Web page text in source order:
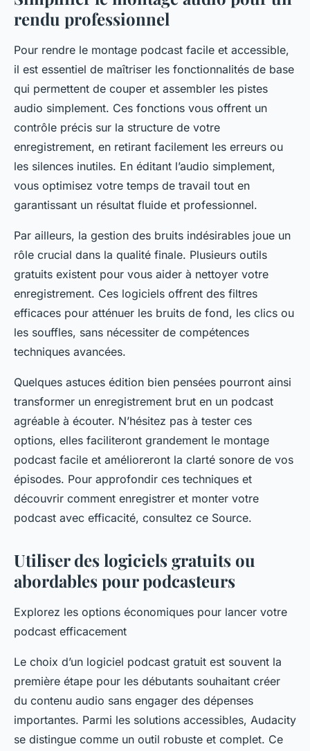
rendu professionnel
Pour rendre le montage podcast facile et accessible,
il est essentiel de maîtriser les fonctionnalités de base
qui permettent de couper et assembler les pistes
audio simplement. Ces fonctions vous offrent un
contrôle précis sur la structure de votre
enregistrement, en retirant facilement les erreurs ou
les silences inutiles. En éditant l’audio simplement,
vous optimisez votre temps de travail tout en
garantissant un résultat fluide et professionnel.
Par ailleurs, la gestion des bruits indésirables joue un
rôle crucial dans la qualité finale. Plusieurs outils
gratuits existent pour vous aider à nettoyer votre
enregistrement. Ces logiciels offrent des filtres
efficaces pour atténuer les bruits de fond, les clics ou
les souffles, sans nécessiter de compétences
techniques avancées.
Quelques astuces édition bien pensées pourront ainsi
transformer un enregistrement brut en un podcast
agréable à écouter. N’hésitez pas à tester ces
options, elles faciliteront grandement le montage
podcast facile et amélioreront la clarté sonore de vos
épisodes. Pour approfondir ces techniques et
découvrir comment enregistrer et monter votre
podcast avec efficacité, consultez ce Source.
Utiliser des logiciels gratuits ou
abordables pour podcasteurs
Explorez les options économiques pour lancer votre
podcast efficacement
Le choix d’un logiciel podcast gratuit est souvent la
première étape pour les débutants souhaitant créer
du contenu audio sans engager des dépenses
importantes. Parmi les solutions accessibles, Audacity
se distingue comme un outil robuste et complet. Ce